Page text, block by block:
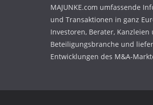
MAJUNKE.com umfassende
und Transaktionen in ganz
Investoren, Berater,
Beteiligungsbranche und
Entwicklungen des M&A-